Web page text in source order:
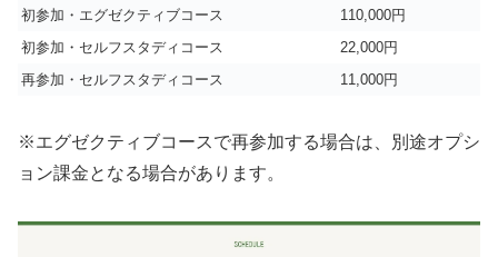
初参加・エグゼクティブコース
110,000円
初参加・セルフスタディコース
22,000円
再参加・セルフスタディコース
11,000円
※エグゼクティブコースで再参加する場合は、別途オプシ
ョン課金となる場合があります。